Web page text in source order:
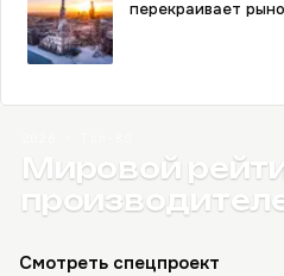
перекраивает
Мировой
Смотреть спецпроект